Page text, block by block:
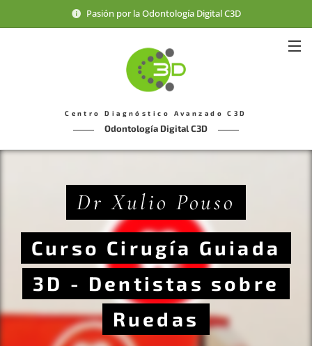
Pasión por la Odontología Digital C3D
Centro Diagnóstico Avanzado C3D
Odontología Digital C3D
Dr Xulio Pouso
Curso Cirugía Guiada
3D - Dentistas sobre
Ruedas